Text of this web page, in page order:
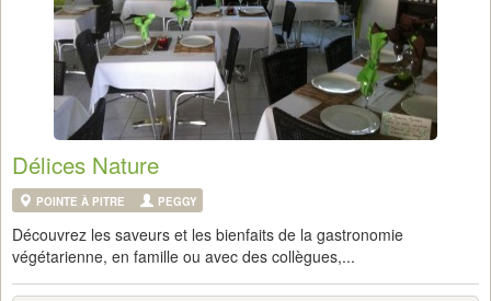
Délices Nature
POINTE À PITRE PEGGY
Découvrez les saveurs et les bienfaits de la gastronomie
végétarienne, en famille ou avec des collègues,...